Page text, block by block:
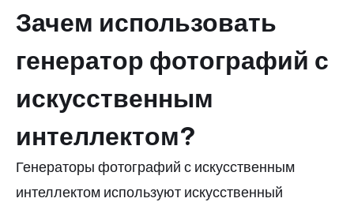
Зачем использовать
генератор фотографий с
искусственным
интеллектом?
Генераторы фотографий с искусственным
интеллектом используют искусственный